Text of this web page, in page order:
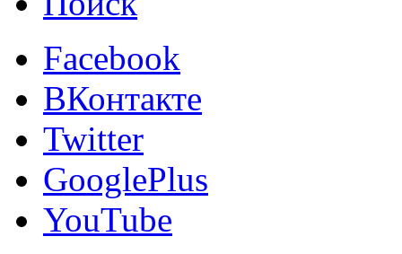
Facebook
ВКонтакте
Twitter
GooglePlus
YouTube